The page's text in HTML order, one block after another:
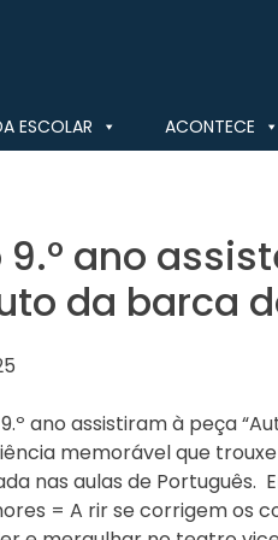
ESCOLAR ACONTECE
9.º ano
da barca
ano assistiram à peça
memorável que
nas aulas de Português.
= A rir se corrigem os